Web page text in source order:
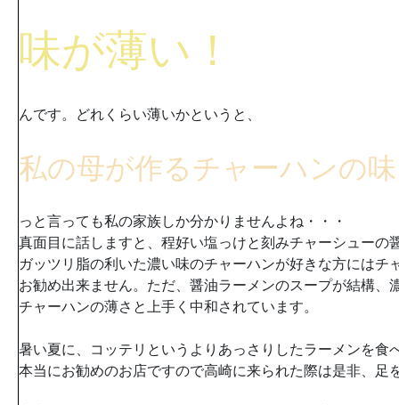
味が薄い！
んです。どれくらい薄いかというと、
私の母が作るチャーハンの
っと言っても私の家族しか分かりませんよね・・・
真面目に話しますと、程好い塩っけと刻みチャーシューの
ガッツリ脂の利いた濃い味のチャーハンが好きな方にはチ
お勧め出来ません。ただ、醤油ラーメンのスープが結構、
チャーハンの薄さと上手く中和されています。
暑い夏に、コッテリというよりあっさりしたラーメンを食
本当にお勧めのお店ですので高崎に来られた際は是非、足